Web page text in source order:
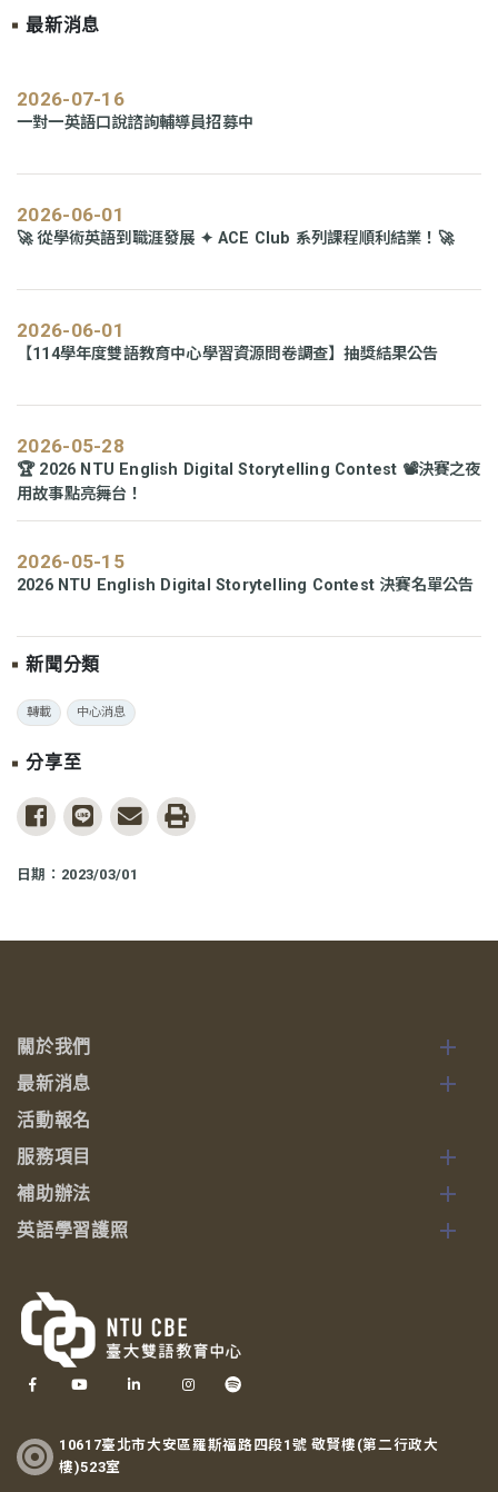
最新消息
2026-07-16
一對一英語口說諮詢輔導員招募中
2026-06-01
🚀 從學術英語到職涯發展 ✦ ACE Club 系列課程順利結業！🚀
2026-06-01
【114學年度雙語教育中心學習資源問卷調查】抽獎結果公告
2026-05-28
🏆 2026 NTU English Digital Storytelling Contest 📽️決賽之夜
用故事點亮舞台！
2026-05-15
2026 NTU English Digital Storytelling Contest 決賽名單公告
新聞分類
轉載 中心消息
分享至
share to facebook
share to line
share to email
print
日期：2023/03/01
10617臺北市大安區羅斯福路四段1號 敬賢樓(第二行政大
樓)523室
關於我們
最新消息
活動報名
服務項目
補助辦法
英語學習護照